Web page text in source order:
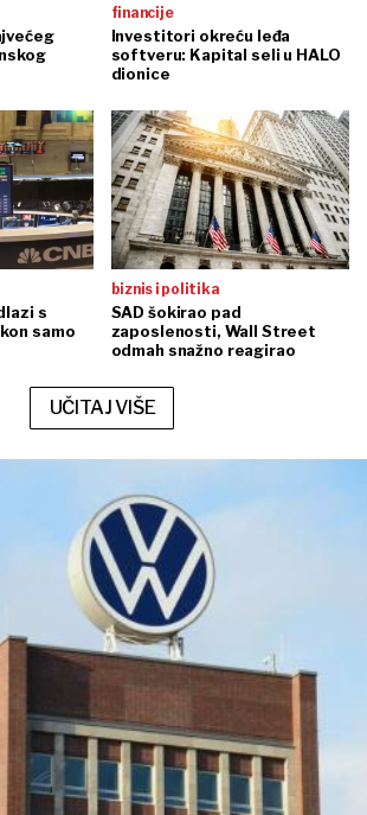
financije
Investitori okreću leđa
softveru: Kapital seli u HALO
dionice
s
samo
biznis i politika
SAD šokirao pad
zaposlenosti, Wall Street
odmah snažno reagirao
UČITAJ VIŠE